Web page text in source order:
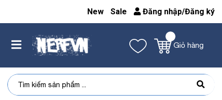
New Sale Đăng nhập/Đăng ký
Giỏ hàng